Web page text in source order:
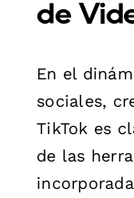
de
En el
sociales,
TikTok es
de las